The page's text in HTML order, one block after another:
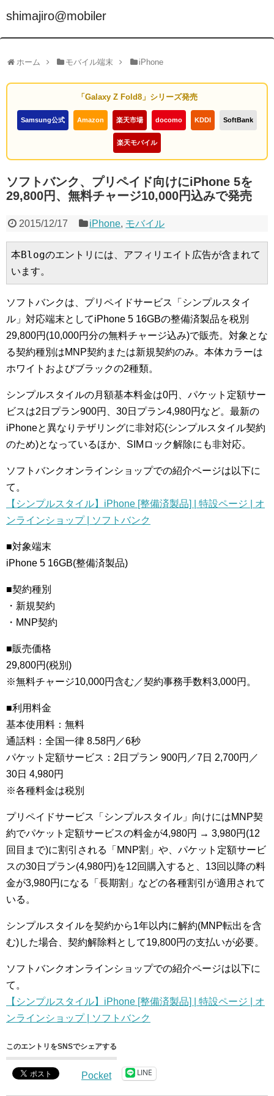
shimajiro@mobiler
ホーム モバイル端末 iPhone
「Galaxy Z Fold8」シリーズ発売
Samsung公式 Amazon 楽天市場 docomo KDDI SoftBank
楽天モバイル
ソフトバンク、プリペイド向けにiPhone 5を
29,800円、無料チャージ10,000円込みで発売
2015/12/17 iPhone, モバイル
本Blogのエントリには、アフィリエイト広告が含まれて
います。
ソフトバンクは、プリペイドサービス「シンプルスタイ
ル」対応端末としてiPhone 5 16GBの整備済製品を税別
29,800円(10,000円分の無料チャージ込み)で販売。対象とな
る契約種別はMNP契約または新規契約のみ。本体カラーは
ホワイトおよびブラックの2種類。
シンプルスタイルの月額基本料金は0円、パケット定額サー
ビスは2日プラン900円、30日プラン4,980円など。最新の
iPhoneと異なりテザリングに非対応(シンプルスタイル契約
のため)となっているほか、SIMロック解除にも非対応。
ソフトバンクオンラインショップでの紹介ページは以下に
て。
【シンプルスタイル】iPhone [整備済製品] | 特設ページ | オ
ンラインショップ | ソフトバンク
■対象端末
iPhone 5 16GB(整備済製品)
■契約種別
・新規契約
・MNP契約
■販売価格
29,800円(税別)
※無料チャージ10,000円含む／契約事務手数料3,000円。
■利用料金
基本使用料：無料
通話料：全国一律 8.58円／6秒
パケット定額サービス：2日プラン 900円／7日 2,700円／
30日 4,980円
※各種料金は税別
プリペイドサービス「シンプルスタイル」向けにはMNP契
約でパケット定額サービスの料金が4,980円 → 3,980円(12
回目まで)に割引される「MNP割」や、パケット定額サービ
スの30日プラン(4,980円)を12回購入すると、13回以降の料
金が3,980円になる「長期割」などの各種割引が適用されて
いる。
シンプルスタイルを契約から1年以内に解約(MNP転出を含
む)した場合、契約解除料として19,800円の支払いが必要。
ソフトバンクオンラインショップでの紹介ページは以下に
て。
【シンプルスタイル】iPhone [整備済製品] | 特設ページ | オ
ンラインショップ | ソフトバンク
このエントリをSNSでシェアする
Pocket LINE